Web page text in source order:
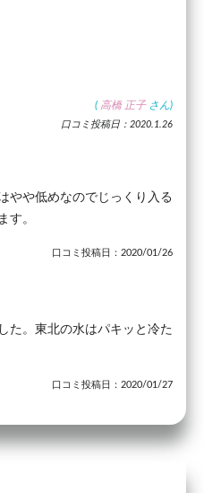
( 高橋 正子 さん)
口コミ投稿日：2020.1.26
やや低めなのでじっくり入る
す。
口コミ投稿日：2020/01/26
た。東北の水はパキッと冷た
口コミ投稿日：2020/01/27